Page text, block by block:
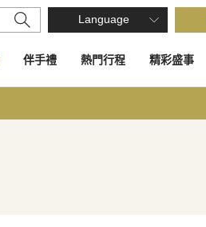
Language
伴手禮 熱門行程 精彩盛事